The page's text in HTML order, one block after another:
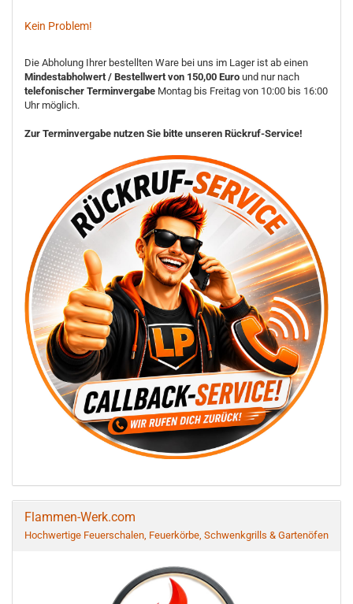
Kein Problem!
Die Abholung Ihrer bestellten Ware bei uns im Lager ist ab einen
Mindestabholwert / Bestellwert von 150,00 Euro und nur nach
telefonischer Terminvergabe Montag bis Freitag von 10:00 bis 16:00
Uhr möglich.
Zur Terminvergabe nutzen Sie bitte unseren Rückruf-Service!
Flammen-Werk.com
Hochwertige Feuerschalen, Feuerkörbe, Schwenkgrills & Gartenöfen